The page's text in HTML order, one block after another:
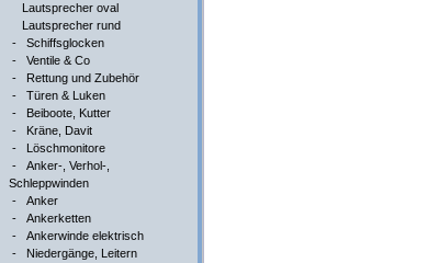
Lautsprecher oval
Lautsprecher rund
- Schiffsglocken
- Ventile & Co
- Rettung und Zubehör
- Türen & Luken
- Beiboote, Kutter
- Kräne, Davit
- Löschmonitore
- Anker-, Verhol-,
Schleppwinden
- Anker
- Ankerketten
- Ankerwinde elektrisch
- Niedergänge, Leitern